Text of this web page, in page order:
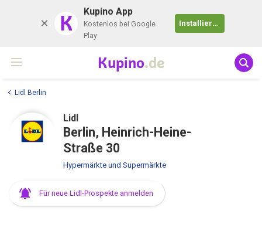
K Kupino App
Kostenlos bei Google
Play
Installieren
Kupino.de
Lidl Berlin
Lidl
Berlin, Heinrich-Heine-
Straße 30
Hypermärkte und Supermärkte
Für neue Lidl-Prospekte anmelden